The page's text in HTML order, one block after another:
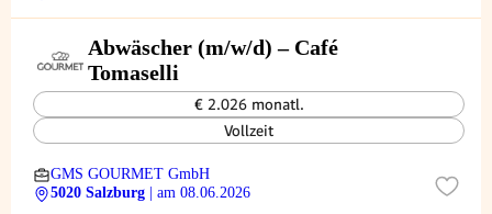
Abwäscher (m/w/d) – Café
Tomaselli
€ 2.026 monatl.
Vollzeit
GMS GOURMET GmbH
5020 Salzburg
| am 08.06.2026